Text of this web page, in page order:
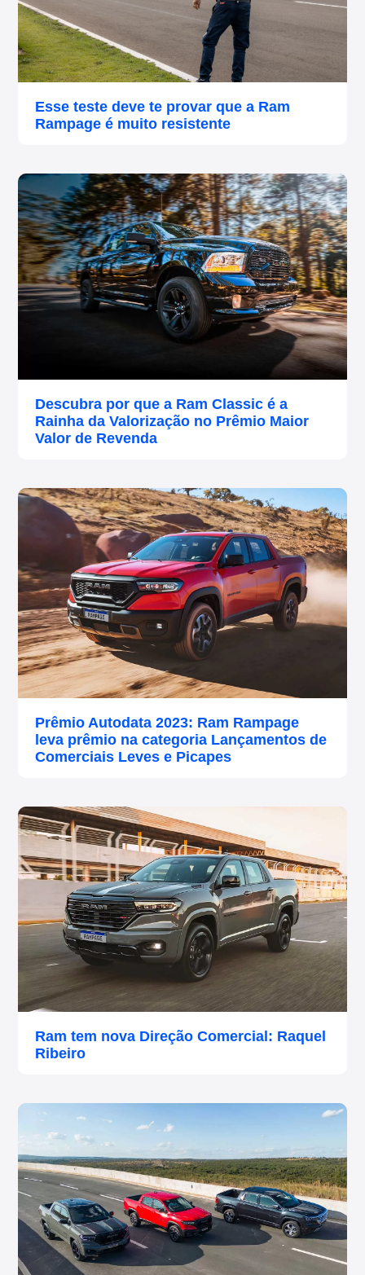
Esse teste deve te provar que a Ram
Rampage é muito resistente
Descubra por que a Ram Classic é a
Rainha da Valorização no Prêmio Maior
Valor de Revenda
Prêmio Autodata 2023: Ram Rampage
leva prêmio na categoria Lançamentos de
Comerciais Leves e Picapes
Ram tem nova Direção Comercial: Raquel
Ribeiro